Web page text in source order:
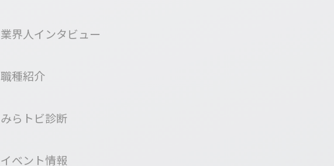
業界人インタビュー
職種紹介
みらトビ診断
イベント情報